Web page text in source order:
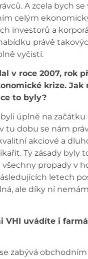
A zcela bych
celým
investorů a
právě
vyčistí.
v roce 2007, rok
krize.
to byly?
úplně na začátku
tu dobu se nám
akciové a
Ty zásady byly
propady v
letech
ale díky ní
VHI uvádíte i
zabývá